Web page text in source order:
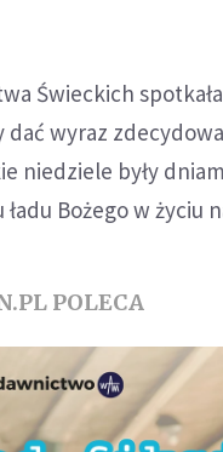
Świeckich
wyraz
niedziele były
Bożego w życiu
POLECA